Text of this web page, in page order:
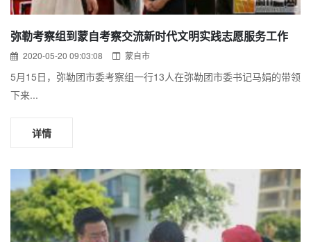
弥勒考察组到蒙自考察交流新时代文明实践志愿服务工作
2020-05-20 09:03:08 蒙自市
5月15日，弥勒团市委考察组一行13人在弥勒团市委书记马娟的带领
下来...
详情